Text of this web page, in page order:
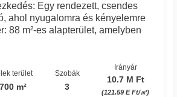
Egy rendezett, csendes
ahol nyugalomra és kényelemre
88 m²-es alapterület, amelyben
terület
700 m²
Szobák
3
Irányár
10.7 M Ft
(121.59 E Ft/㎡)